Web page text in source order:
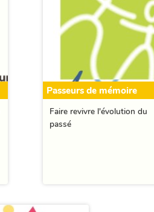
Passeurs de mémoire
Faire revivre l'évolution du
passé